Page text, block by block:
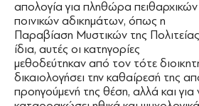
απολογία για πληθώρα
ποινικών αδικημάτων, όπως η
Παραβίαση Μυστικών της
ίδια, αυτές οι κατηγορίες
μεθοδεύτηκαν από τον τότε
δικαιολογήσει την καθαίρεσή της
προηγούμενή της θέση, αλλά και για